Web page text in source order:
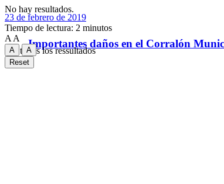
Importantes daños en el Corralón
No hay resultados.
Ver todos los ressultados
23 de febrero de 2019
Tiempo de lectura: 2 minutos
A A
A
A
Reset